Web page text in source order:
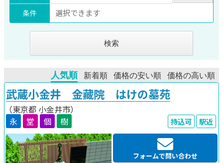
条件 選択できます
検索
武蔵小金井 金藏院 はけの墓苑
（東京都 小金井市）
永
堂 個 樹 持込可 駅近
フォームで問い合わせ